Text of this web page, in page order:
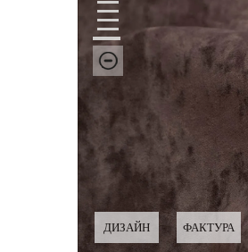
ДИЗАЙН ФАКТУРА